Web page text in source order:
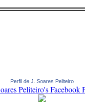
Perfil de J. Soares Peliteiro